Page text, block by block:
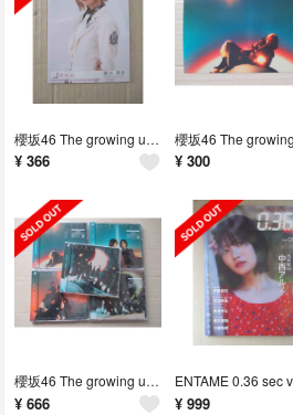
櫻坂46 The growing up train 封入生写真 藤吉夏鈴
¥ 366 ¥ 300
櫻坂46 The growing up train ABCD通常盤 5種セット
¥ 666 ¥ 999